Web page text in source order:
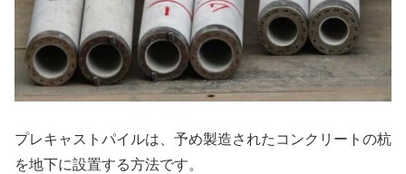
プレキャストパイルは、予め製造されたコンクリートの杭
を地下に設置する方法です。